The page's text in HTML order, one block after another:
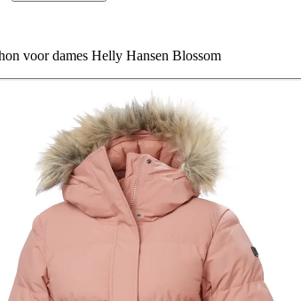
voor dames Helly Hansen Blossom